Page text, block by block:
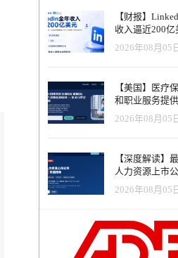
【财报】
收入逼近200亿
AI招聘产品进入
应用阶段
2026年08月05
【美国】医疗
和职业服务提
Advanced
Training获得融
加速医疗卫生
2026年08月05
【深度解读】
人力资源上市
榜单（2026年8
幅最高的不是
2026年08月05